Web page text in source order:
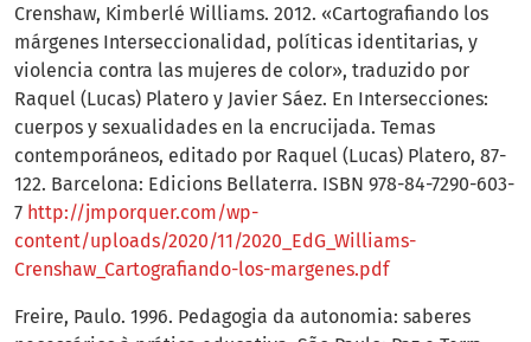
Crenshaw, Kimberlé Williams. 2012. «Cartografiando los
márgenes Interseccionalidad, políticas identitarias, y
violencia contra las mujeres de color», traduzido por
Raquel (Lucas) Platero y Javier Sáez. En Intersecciones:
cuerpos y sexualidades en la encrucijada. Temas
contemporáneos, editado por Raquel (Lucas) Platero, 87-
122. Barcelona: Edicions Bellaterra. ISBN 978-84-7290-603-
7 http://jmporquer.com/wp-
content/uploads/2020/11/2020_EdG_Williams-
Crenshaw_Cartografiando-los-margenes.pdf
Freire, Paulo. 1996. Pedagogia da autonomia: saberes